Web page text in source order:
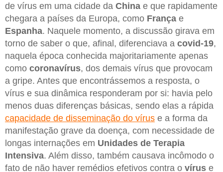
de vírus em uma cidade da China e que rapidamente
chegara a países da Europa, como França e
Espanha. Naquele momento, a discussão girava em
torno de saber o que, afinal, diferenciava a covid-19,
naquela época conhecida majoritariamente apenas
como coronavírus, dos demais vírus que provocam
a gripe. Antes que encontrássemos a resposta, o
vírus e sua dinâmica responderam por si: havia pelo
menos duas diferenças básicas, sendo elas a rápida
capacidade de disseminação do vírus e a forma da
manifestação grave da doença, com necessidade de
longas internações em Unidades de Terapia
Intensiva. Além disso, também causava incômodo o
fato de não haver remédios efetivos contra o vírus e